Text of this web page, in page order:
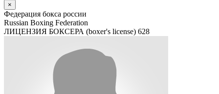
×
Федерация бокса россии
Russian Boxing Federation
ЛИЦЕНЗИЯ БОКСЕРА (boxer's license) 628